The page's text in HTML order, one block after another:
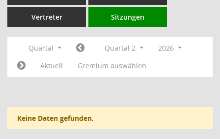
Vertreter Sitzungen
Quartal Quartal 2
2026
Aktuell
Gremium auswählen
Keine Daten gefunden.